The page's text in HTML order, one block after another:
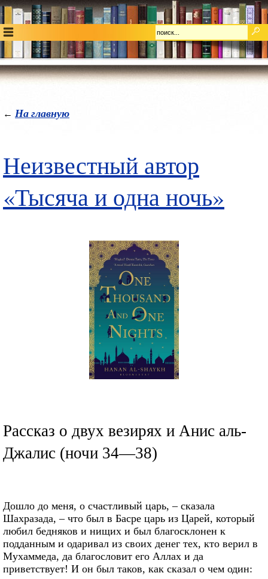
← На главную
Неизвестный автор
«Тысяча и одна ночь»
Рассказ о двух везирях и Анис аль-
Джалис (ночи 34—38)
Дошло до меня, о счастливый царь, – сказала
Шахразада, – что был в Басре царь из Царей, который
любил бедняков и нищих и был благосклонен к
подданным и одаривал из своих денег тех, кто верил в
Мухаммеда, да благословит его Аллах и да
приветствует! И он был таков, как сказал о чем один: